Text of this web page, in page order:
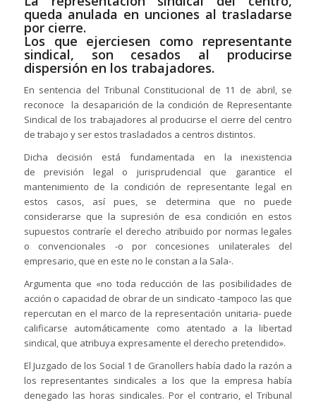
queda anulada en unciones al trasladarse
por cierre.
Los que ejerciesen como representante
sindical, son cesados al producirse
dispersión en los trabajadores.
En sentencia del Tribunal Constitucional de 11 de abril, se
reconoce la desaparición de la condición de Representante
Sindical de los trabajadores al producirse el cierre del centro
de trabajo y ser estos trasladados a centros distintos.
Dicha decisión está fundamentada en la inexistencia
de previsión legal o jurisprudencial que garantice el
mantenimiento de la condición de representante legal en
estos casos, así pues, se determina que no puede
considerarse que la supresión de esa condición en estos
supuestos contraríe el derecho atribuido por normas legales
o convencionales -o por concesiones unilaterales del
empresario, que en este no le constan a la Sala-.
Argumenta que «no toda reducción de las posibilidades de
acción o capacidad de obrar de un sindicato -tampoco las que
repercutan en el marco de la representación unitaria- puede
calificarse automáticamente como atentado a la libertad
sindical, que atribuya expresamente el derecho pretendido».
El Juzgado de los Social 1 de Granollers había dado la razón a
los representantes sindicales a los que la empresa había
denegado las horas sindicales. Por el contrario, el Tribunal